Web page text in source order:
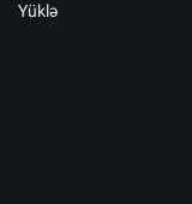
Yüklə